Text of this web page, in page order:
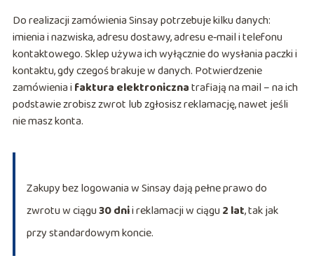
Do realizacji zamówienia Sinsay potrzebuje kilku danych:
imienia i nazwiska, adresu dostawy, adresu e‑mail i telefonu
kontaktowego. Sklep używa ich wyłącznie do wysłania paczki i
kontaktu, gdy czegoś brakuje w danych. Potwierdzenie
zamówienia i faktura elektronicznatrafiają na mail – na ich
podstawie zrobisz zwrot lub zgłosisz reklamację, nawet jeśli
nie masz konta.
Zakupy bez logowania w Sinsay dają pełne prawo do
zwrotu w ciągu30 dnii reklamacji w ciągu2 lat, tak jak
przy standardowym koncie.